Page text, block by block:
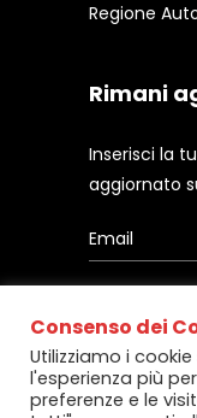
Regione
Rimani
Inserisci la
aggiornato
Consenso dei
Utilizziamo i
l'esperienza più
preferenze e le